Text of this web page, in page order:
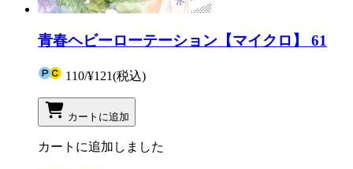
青春ヘビーローテーション【マイクロ】 61
110/¥121(税込)
カートに追加
カートに追加しました